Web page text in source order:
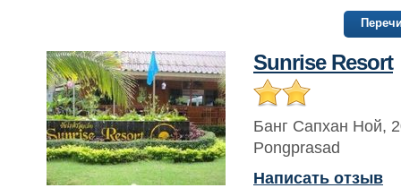
Sunrise Resort
Банг Сапхан Ной,
Pongprasad
Написать отзыв